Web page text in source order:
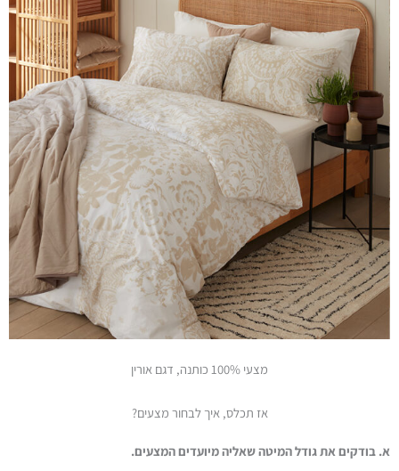
מצעי 100% כותנה, דגם אורין
אז תכלס, איך לבחור מצעים?
א. בודקים את גודל המיטה שאליה מיועדים המצעים.